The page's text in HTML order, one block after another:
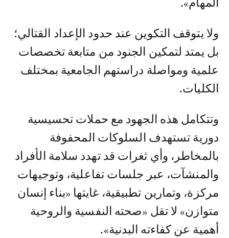
المهام».
ولا يتوقف التكوين عند حدود الإعداد القتالي؛
بل يمتد لتمكين الجنود من متابعة تخصصات
علمية ومواصلة دراستهم الجامعية بمختلف
الكليات.
وتتكامل هذه الجهود مع حملات تحسيسية
دورية تستهدف السلوكات المحفوفة
بالمخاطر، وأي ثغرات قد تهدد سلامة الأفراد
والمنشآت، عبر جلسات تفاعلية، وتوجيهات
مركزة، وتمارين تطبيقية، غايتها «بناء إنسان
متوازن» لا تقل «صحته النفسية والروحية
أهمية عن كفاءته البدنية».